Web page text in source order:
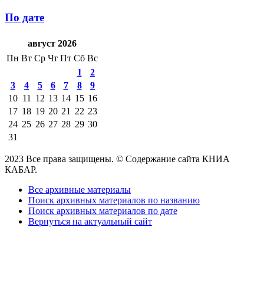
По дате
август 2026
Пн Вт Ср Чт Пт Сб Вс
1
2
3
4 5 6 7 8
9
10 11 12 13 14 15 16
17 18 19 20 21 22 23
24 25 26 27 28 29 30
31
2023 Все права защищены. © Содержание сайта КНИА
КАБАР.
Все архивные материалы
Поиск архивных материалов по названию
Поиск архивных материалов по дате
Вернуться на актуальный сайт